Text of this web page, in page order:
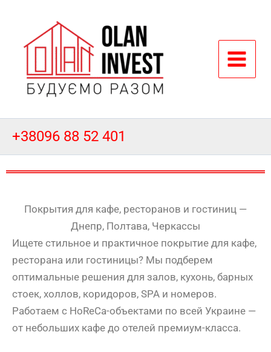
содержимому
+38096 88 52 401
Покрытия для кафе, ресторанов и гостиниц —
Днепр, Полтава, Черкассы
Ищете стильное и практичное покрытие для кафе,
ресторана или гостиницы? Мы подберем
оптимальные решения для залов, кухонь, барных
стоек, холлов, коридоров, SPA и номеров.
Работаем с HoReCa-объектами по всей Украине —
от небольших кафе до отелей премиум-класса.